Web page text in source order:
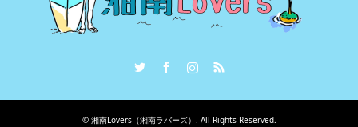
InstagramRSS
© 湘南Lovers（湘南ラバーズ） . All Rights Reserved.